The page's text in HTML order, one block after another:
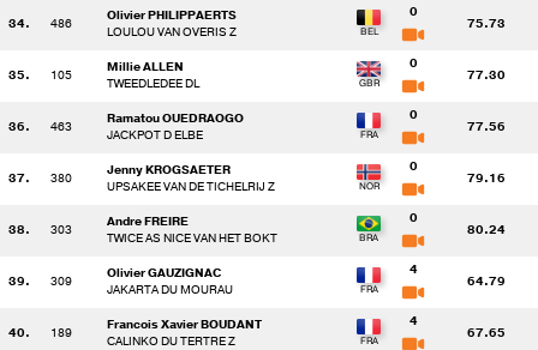
34. 486
Olivier PHILIPPAERTS
LOULOU VAN OVERIS Z
0
75.73
35. 105
Millie ALLEN
TWEEDLEDEE DL
0
77.30
36. 463
Ramatou OUEDRAOGO
JACKPOT D ELBE
0
77.56
37. 380
Jenny KROGSAETER
UPSAKEE VAN DE TICHELRIJ Z
0
79.16
38. 303
Andre FREIRE
TWICE AS NICE VAN HET BOKT
0
80.24
39. 309
Olivier GAUZIGNAC
JAKARTA DU MOURAU
4
64.79
40. 189
Francois Xavier BOUDANT
CALINKO DU TERTRE Z
4
67.65